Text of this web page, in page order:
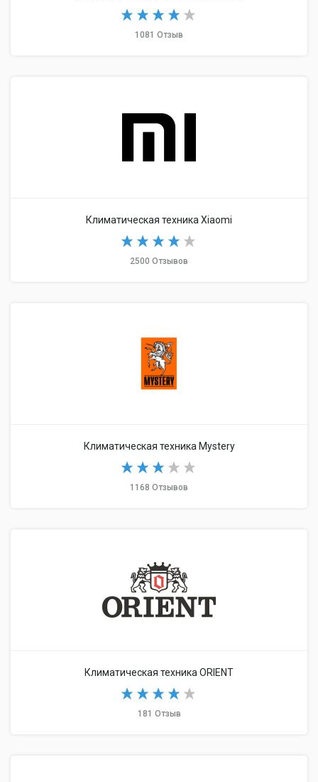
1081 Отзыв
Климатическая техника Xiaomi
2500 Отзывов
Климатическая техника Mystery
1168 Отзывов
Климатическая техника ORIENT
181 Отзыв